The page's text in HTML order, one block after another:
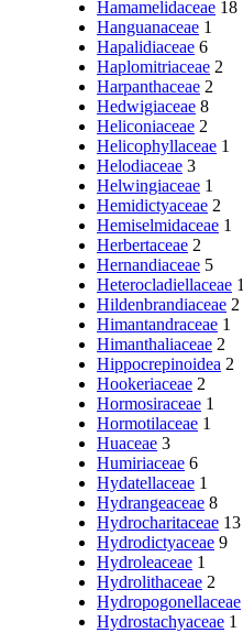
Hamamelidaceae 18
Hanguanaceae 1
Hapalidiaceae 6
Haplomitriaceae 2
Harpanthaceae 2
Hedwigiaceae 8
Heliconiaceae 2
Helicophyllaceae 1
Helodiaceae 3
Helwingiaceae 1
Hemidictyaceae 2
Hemiselmidaceae 1
Herbertaceae 2
Hernandiaceae 5
Heterocladiellaceae 1
Hildenbrandiaceae 2
Himantandraceae 1
Himanthaliaceae 2
Hippocrepinoidea 2
Hookeriaceae 2
Hormosiraceae 1
Hormotilaceae 1
Huaceae 3
Humiriaceae 6
Hydatellaceae 1
Hydrangeaceae 8
Hydrocharitaceae 13
Hydrodictyaceae 9
Hydroleaceae 1
Hydrolithaceae 2
Hydropogonellaceae
Hydrostachyaceae 1